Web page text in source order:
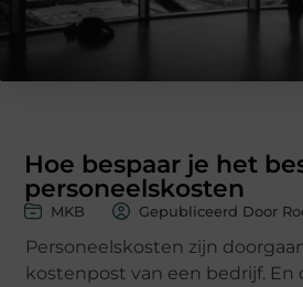
Hoe bespaar je het
personeelskosten
MKB Gepubliceerd Door
Personeelskosten zijn
kostenpost van een bedrijf. En